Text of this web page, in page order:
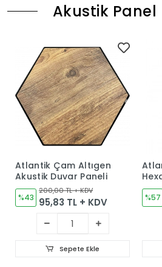
Akustik Panel
Atlantik Çam Altıgen
Akustik Duvar Paneli
%43
200,00 TL + KDV
95,83 TL + KDV
Sepete Ekle
%57